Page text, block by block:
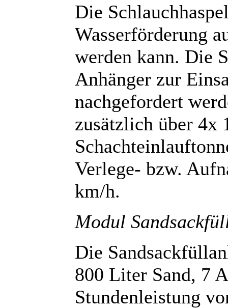
Die
Wasserförderung
werden kann. Die
Anhänger zur
nachgefordert
zusätzlich über 4x
Verlege- bzw.
km/h.
Modul
Die
800 Liter Sand, 7
Stundenleistung